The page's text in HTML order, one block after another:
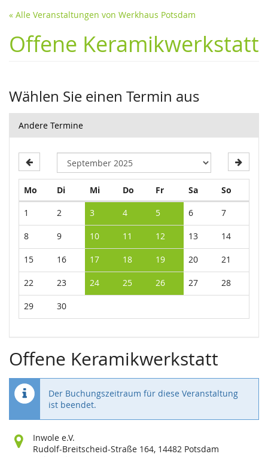
« Alle Veranstaltungen von Werkhaus Potsdam
Offene Keramikwerkstatt
Wählen Sie einen Termin aus
Andere Termine
Mo Montag
DiDienstag
MiMittwoch
Do Donnerstag
FrFreitagSaSamstag
So
1 2 3 4 5 6 7
8 9 10 11 12 13 14
15 16 17 18 19 20 21
22 23 24 25 26 27 28
29 30
Offene Keramikwerkstatt
Der Buchungszeitraum für diese Veranstaltung
ist beendet.
Wo
findet
Inwole e.V.
Rudolf-Breitscheid-Straße 164, 14482 Potsdam